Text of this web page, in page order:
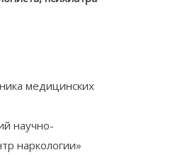
медицинских
научно-
наркологии»